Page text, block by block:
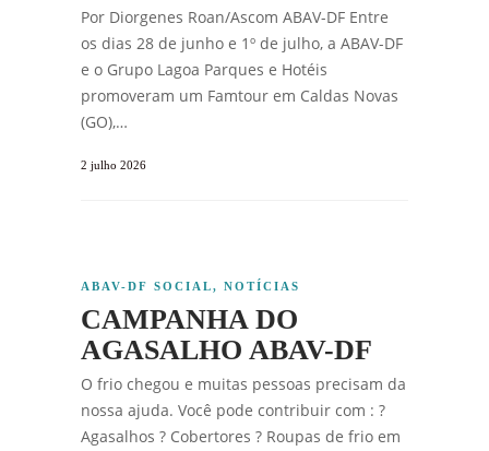
Por Diorgenes Roan/Ascom ABAV-DF Entre
os dias 28 de junho e 1º de julho, a ABAV-DF
e o Grupo Lagoa Parques e Hotéis
promoveram um Famtour em Caldas Novas
(GO),…
2 julho 2026
ABAV-DF SOCIAL, NOTÍCIAS
CAMPANHA DO
AGASALHO ABAV-DF
O frio chegou e muitas pessoas precisam da
nossa ajuda. Você pode contribuir com : ?
Agasalhos ? Cobertores ? Roupas de frio em